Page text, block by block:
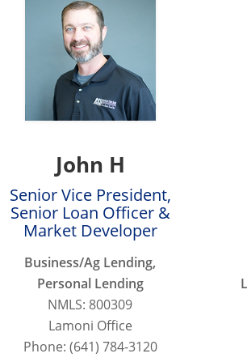
John H
Senior Vice President,
Senior Loan Officer &
Market Developer
Business/Ag Lending,
Personal Lending
NMLS: 800309
Lamoni Office
Phone: (641) 784-3120